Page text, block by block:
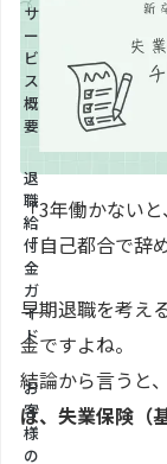
サ
ー
ビ
ス
概
要
退
職
給
付
金
ガ
イ
ド
お
客
様
の
「3年働かない
「自己都合で辞
早期退職を考え
金ですよね。
結論から言うと、
ば、失業保険（